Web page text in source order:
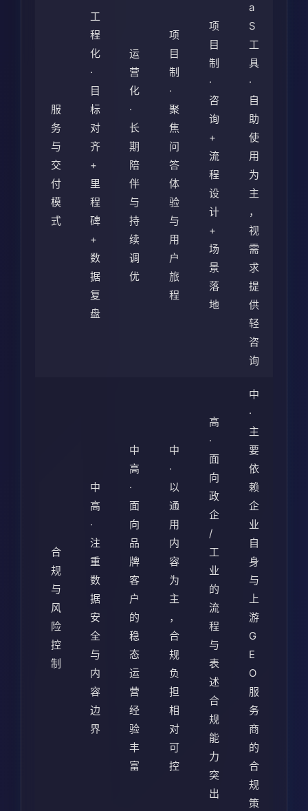
服
务
与
交
付
模
式
工
程
化
·
目
标
对
齐
+
里
程
碑
+
数
据
复
盘
运
营
化
·
长
期
陪
伴
与
持
续
调
优
项
目
制
·
聚
焦
问
答
体
验
与
用
户
旅
程
项
目
制
·
咨
询
+
流
程
设
计
+
场
景
落
地
a
S
工
具
·
自
助
使
用
为
主
，
视
需
求
提
供
轻
咨
询
合
规
与
风
险
控
制
中
高
·
注
重
数
据
安
全
与
内
容
边
界
中
高
·
面
向
品
牌
客
户
的
稳
态
运
营
经
验
丰
富
中
·
以
通
用
内
容
为
主
，
合
规
负
担
相
对
可
控
高
·
面
向
政
企
/
工
业
的
流
程
与
表
述
合
规
能
力
突
出
中
·
主
要
依
赖
企
业
自
身
与
上
游
G
E
O
服
务
商
的
合
规
策